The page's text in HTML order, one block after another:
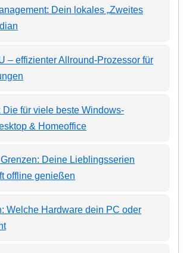
Dein lokales „Zweites
– effizienter Allround-Prozessor für
Die für viele beste Windows-
& Homeoffice
Deine Lieblingsserien
offline genießen
Welche Hardware dein PC oder